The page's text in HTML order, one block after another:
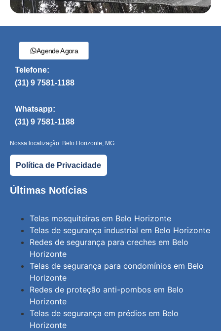
Agende Agora
Telefone:
(31) 9 7581-1188
Whatsapp:
(31) 9 7581-1188
Nossa localização: Belo Horizonte, MG
Política de Privacidade
Últimas Notícias
Telas mosquiteiras em Belo Horizonte
Telas de segurança industrial em Belo Horizonte
Redes de segurança para creches em Belo
Horizonte
Telas de segurança para condomínios em Belo
Horizonte
Redes de proteção anti-pombos em Belo
Horizonte
Telas de segurança em prédios em Belo
Horizonte